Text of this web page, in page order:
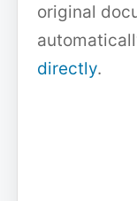
original
directly.